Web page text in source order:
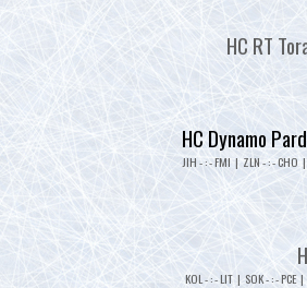
HC RT
HC Dynamo
JIH - : - FMI | ZLN - : - CHO |
KOL - : - LIT | SOK - : - PCE